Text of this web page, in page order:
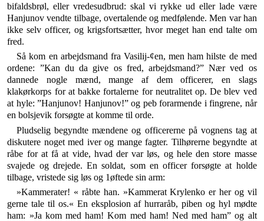
bifaldsbrøl, eller vredesudbrud: skal vi rykke ud eller lade være
Hanjunov vendte tilbage, overtalen­de og medfølende. Men var han
ikke selv officer, og krigsfortsætter, hvor meget han end talte om
fred.
Så kom en arbejdsmand fra Vasilij-¢en, men ham hilste de med
ordene: ”Kan du da give os fred, arbejdsmand?” Nær ved os
dannede nogle mænd, mange af dem office­rer, en slags
klakørkorps for at bakke fortalerne for neu­tralitet op. De blev ved
at hyle: ”Hanjunov! Hanjunov!” og peb forarmende i fingrene, når
en bolsjevik forsøgte at komme til orde.
Pludselig begyndte mændene og officererne på vog­nens tag at
diskutere noget med iver og mange fagter. Tilhørerne begyndte at
råbe for at få at vide, hvad der var løs, og hele den store masse
svajede og drejede. En soldat, som en officer forsøgte at holde
tilbage, vristede sig løs og 1øftede sin arm:
»Kammerater! « råbte han. »Kammerat Krylenko er her og vil
gerne tale til os.« En eksplosion af hurraråb, piben og hyl mødte
ham: »Ja kom med ham! Kom med ham! Ned med ham” og alt